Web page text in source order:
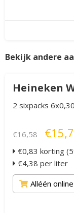
Bekijk andere
Heineken
2 sixpacks 6x0,30
€16,58
€0,83 korting
€4,38 per liter
Alléén online